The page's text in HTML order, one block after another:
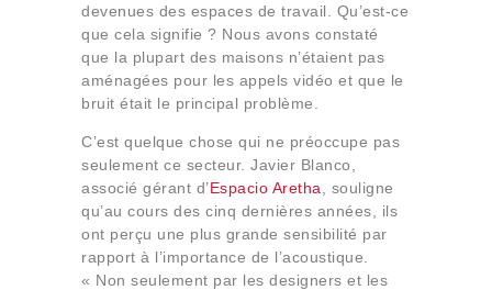
devenues des espaces de travail. Qu’est-ce
que cela signifie ? Nous avons constaté
que la plupart des maisons n’étaient pas
aménagées pour les appels vidéo et que le
bruit était le principal problème.
C’est quelque chose qui ne préoccupe pas
seulement ce secteur. Javier Blanco,
associé gérant d’Espacio Aretha , souligne
qu’au cours des cinq dernières années, ils
ont perçu une plus grande sensibilité par
rapport à l’importance de l’acoustique.
« Non seulement par les designers et les